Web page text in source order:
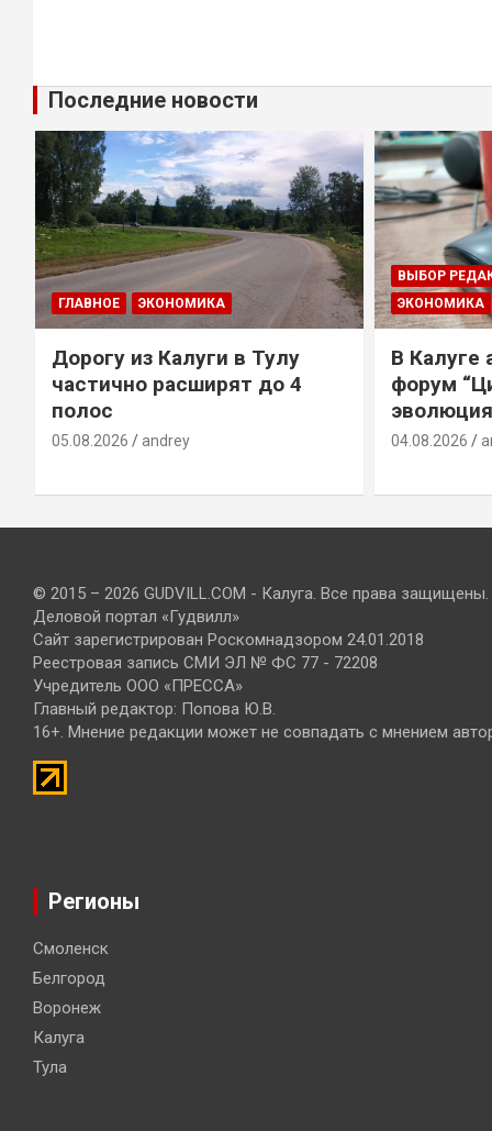
Последние новости
ГЛАВНОЕ ЭКОНОМИКА
Дорогу из Калуги в Тулу
частично расширят до 4
полос
05.08.2026 andrey
ВЫБОР
ЭКОНОМИКА
В Калуге
форум
04.08.2026
© 2015 – 2026 GUDVILL.COM - Калуга. Все права защищены.
Деловой портал «Гудвилл»
Сайт зарегистрирован Роскомнадзором 24.01.2018
Реестровая запись СМИ ЭЛ № ФС 77 - 72208
Учредитель ООО «ПРЕССА»
Главный редактор: Попова Ю.В.
16+. Мнение редакции может не совпадать с мнением
Регионы
Смоленск
Белгород
Воронеж
Калуга
Тула